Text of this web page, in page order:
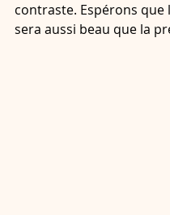
contraste. Espérons que
sera aussi beau que la